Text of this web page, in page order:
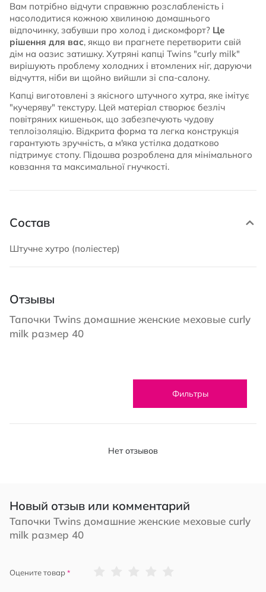
Вам потрібно відчути справжню розслабленість і
насолодитися кожною хвилиною домашнього
відпочинку, забувши про холод і дискомфорт? Це
рішення для вас, якщо ви прагнете перетворити свій
дім на оазис затишку. Хутряні капці Twins "curly milk"
вирішують проблему холодних і втомлених ніг, даруючи
відчуття, ніби ви щойно вийшли зі спа-салону.
Капці виготовлені з якісного штучного хутра, яке імітує
"кучеряву" текстуру. Цей матеріал створює безліч
повітряних кишеньок, що забезпечують чудову
теплоізоляцію. Відкрита форма та легка конструкція
гарантують зручність, а м'яка устілка додатково
підтримує стопу. Підошва розроблена для мінімального
ковзання та максимальної гнучкості.
Состав
Штучне хутро (поліестер)
Отзывы
Тапочки Twins домашние женские меховые curly
milk размер 40
Фильтры
Нет отзывов
Новый отзыв или комментарий
Тапочки Twins домашние женские меховые curly
milk размер 40
Оцените товар